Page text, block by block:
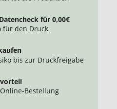
für 0,00€
für den Druck
bis zur Druckfreigabe
Bestellung